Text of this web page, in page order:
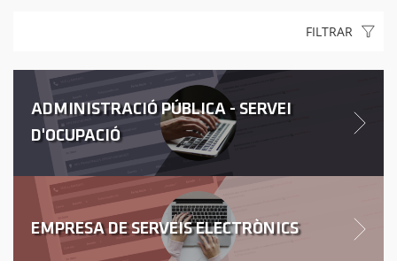
FILTRAR
ADMINISTRACIÓ PÚBLICA - SERVEI
D'OCUPACIÓ
EMPRESA DE SERVEIS ELECTRÒNICS